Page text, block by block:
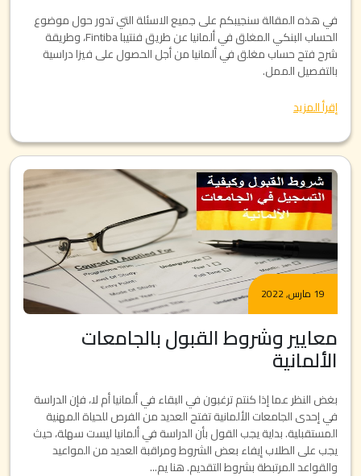
في هذه المقالة سنجيبكم على جميع الاسئلة التي تدور حول موضوع
الحساب البنكي المغلق في ألمانيا عن طريق فنتيبا Fintiba، وطريقة
شرح فتح حساب مغلق في ألمانيا من أجل الحصول على فيزا دراسية
بالتفصيل الممل.
إقرأ المزيد
19 مارس, 2022
معايير وشروط القبول بالجامعات
الألمانية
بغض النظر عما إذا كنتم ترغبون في البقاء في ألمانيا أم لا، فإن الدراسة
في إحدى الجامعات الألمانية تفتح العديد من الفرص للحياة المهنية
المستقبلية. بداية يجب القول بأن الدراسة في ألمانيا ليست سهلة، حيث
يجب على الطلاب إيفاء بعض الشروط ومراقبة العديد من المواعيد
والقواعد المرتبطة بشروط التقديم. هنا يم...